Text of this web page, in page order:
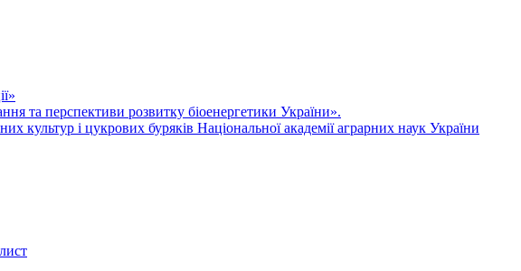
та перспективи розвитку біоенергетики України».
культур і цукрових буряків Національної академії аграрних наук України